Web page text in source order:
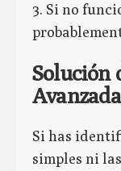
3. Si no
Solución
Avanzada
Si has
simples ni